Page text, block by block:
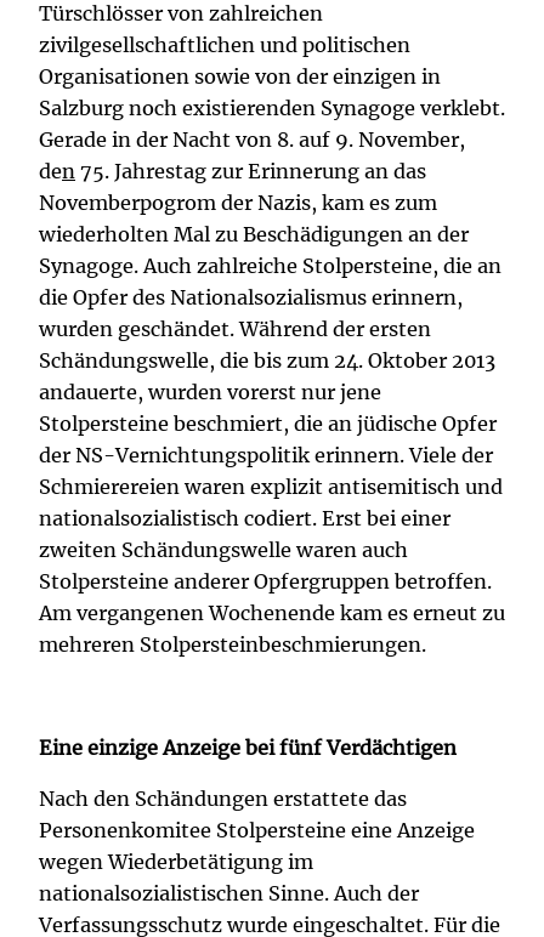
Türschlösser von zahlreichen
zivilgesellschaftlichen und politischen
Organisationen sowie von der einzigen in
Salzburg noch existierenden Synagoge verklebt.
Gerade in der Nacht von 8. auf 9. November,
den 75. Jahrestag zur Erinnerung an das
Novemberpogrom der Nazis, kam es zum
wiederholten Mal zu Beschädigungen an der
Synagoge. Auch zahlreiche Stolpersteine, die an
die Opfer des Nationalsozialismus erinnern,
wurden geschändet. Während der ersten
Schändungswelle, die bis zum 24. Oktober 2013
andauerte, wurden vorerst nur jene
Stolpersteine beschmiert, die an jüdische Opfer
der NS-Vernichtungspolitik erinnern. Viele der
Schmierereien waren explizit antisemitisch und
nationalsozialistisch codiert. Erst bei einer
zweiten Schändungswelle waren auch
Stolpersteine anderer Opfergruppen betroffen.
Am vergangenen Wochenende kam es erneut zu
mehreren Stolpersteinbeschmierungen.
Eine einzige Anzeige bei fünf Verdächtigen
Nach den Schändungen erstattete das
Personenkomitee Stolpersteine eine Anzeige
wegen Wiederbetätigung im
nationalsozialistischen Sinne. Auch der
Verfassungsschutz wurde eingeschaltet. Für die